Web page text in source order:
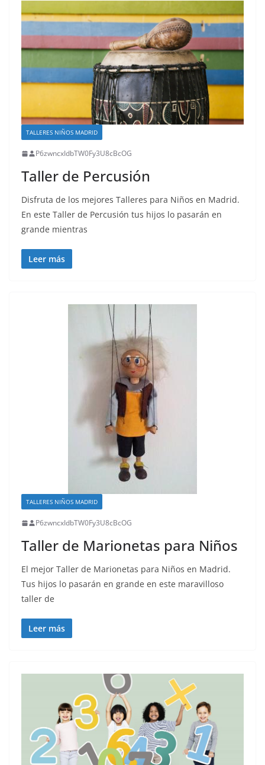
TALLERES NIÑOS MADRID
P6zwncxIdbTW0Fy3U8cBcOG
Taller de Percusión
Disfruta de los mejores Talleres para Niños en Madrid.
En este Taller de Percusión tus hijos lo pasarán en
grande mientras
Leer más
TALLERES NIÑOS MADRID
P6zwncxIdbTW0Fy3U8cBcOG
Taller de Marionetas para Niños
El mejor Taller de Marionetas para Niños en Madrid.
Tus hijos lo pasarán en grande en este maravilloso
taller de
Leer más